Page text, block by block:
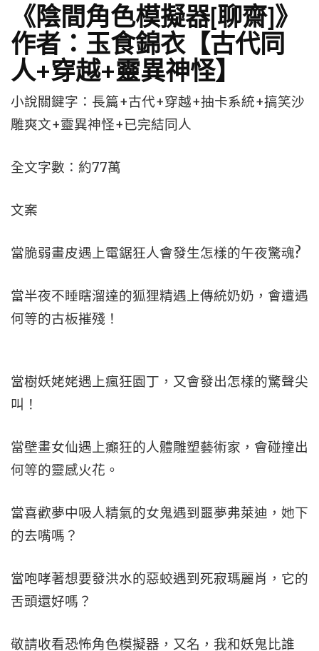
《陰間角色模擬器[聊齋]》
作者：玉食錦衣【古代同
人+穿越+靈異神怪】
小說關鍵字：長篇+古代+穿越+抽卡系統+搞笑沙
雕爽文+靈異神怪+已完結同人
全文字數：約77萬
文案
當脆弱畫皮遇上電鋸狂人會發生怎樣的午夜驚魂?
當半夜不睡瞎溜達的狐狸精遇上傳統奶奶，會遭遇
何等的古板摧殘！
當樹妖姥姥遇上瘋狂園丁，又會發出怎樣的驚聲尖
叫！
當壁畫女仙遇上癲狂的人體雕塑藝術家，會碰撞出
何等的靈感火花。
當喜歡夢中吸人精氣的女鬼遇到噩夢弗萊迪，她下
的去嘴嗎？
當咆哮著想要發洪水的惡蛟遇到死寂瑪麗肖，它的
舌頭還好嗎？
敬請收看恐怖角色模擬器，又名，我和妖鬼比誰